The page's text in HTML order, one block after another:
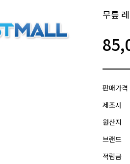
무릎
판매가격
제조사
원산지
브랜드
적립금